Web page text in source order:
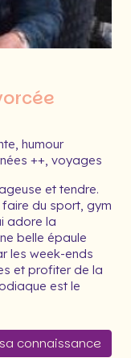
humour
++, voyages
et tendre.
faire du sport, gym
adore la
belle épaule
les week-ends
et profiter de la
est le
connaissance